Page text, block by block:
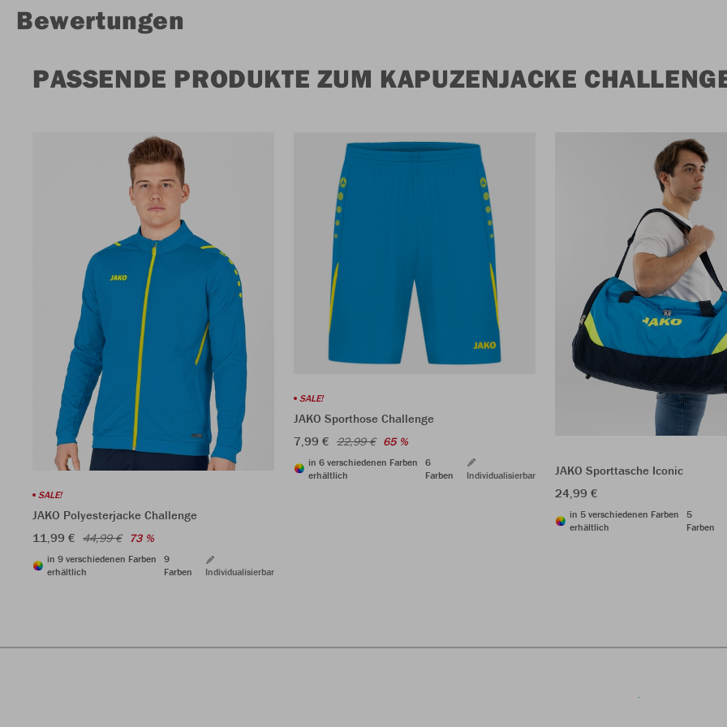
Bewertungen
PASSENDE PRODUKTE ZUM KAPUZENJACKE
SALE!
JAKO Polyesterjacke Challenge
11,99 € 44,99 € 73 %
in 9 verschiedenen Farben
erhältlich
9
Farben
Individualisierbar
SALE!
JAKO Sporthose Challenge
7,99 € 22,99 € 65 %
in 6 verschiedenen Farben
erhältlich
6
Farben
Individualisierbar
JAKO Sporttasche Iconic
24,99 €
in 5 verschiedenen Farben
erhältlich
5
Farben